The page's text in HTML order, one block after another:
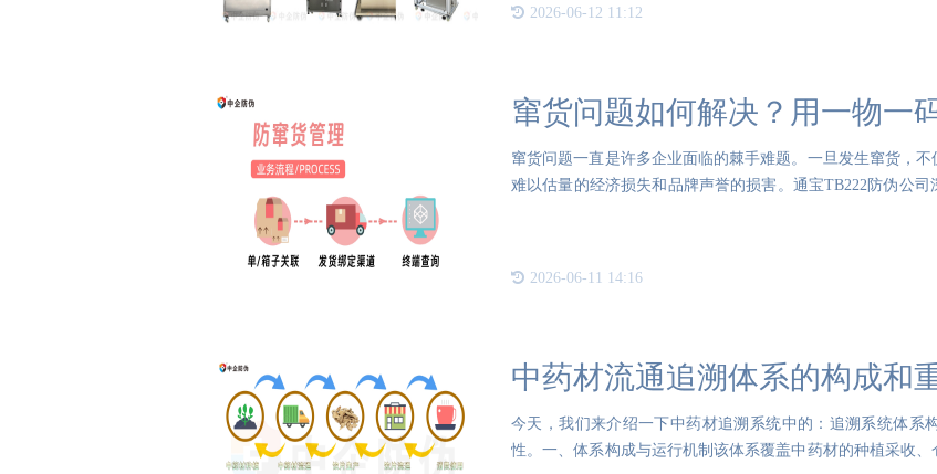
2026-06-12 11:12
窜货问题如何解决？用一物一
窜货问题一直是许多企业面临的棘手难题。一旦发生窜货，
难以估量的经济损失和品牌声誉的损害。通宝TB222防伪公
2026-06-11 14:16
中药材流通追溯体系的构成和
今天，我们来介绍一下中药材追溯系统中的：追溯系统体系
性。一、体系构成与运行机制该体系覆盖中药材的种植采收